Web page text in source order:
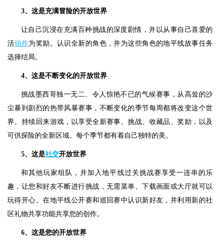
3、这是充满冒险的开放世界
让自己沉浸在充满百种挑战的深度剧情，并以从事自己喜爱的
活动作为奖励。认识全新的角色，并为这些角色的地平线故事任务
选择结局。
4、这是不断变化的开放世界
挑战墨西哥独一无二、令人惊艳不已的气候赛事，从高耸的沙
尘暴到剧烈的热带风暴赛事，不断变化的季节每周都将改变这个世
界。持续回来游戏，以享受全新赛事、挑战、收藏品、奖励，以及
可供探险的全新区域。每个季节都有着自己独特的美。
5、这是社交开放世界
和其他玩家组队，并加入地平线过关挑战赛享受一连串的乐
趣，让您和好友不断进行挑战，无需菜单、下载画面或大厅就可以
玩得开心。在地平线公开赛和巡回赛中认识新好友，并利用新的社
区礼物共享功能共享您的创作。
6、这是您的开放世界